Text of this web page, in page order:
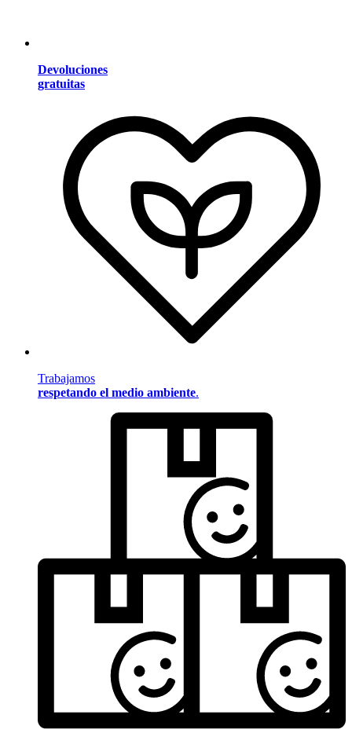
Devoluciones
gratuitas
Trabajamos
respetando el medio ambiente.